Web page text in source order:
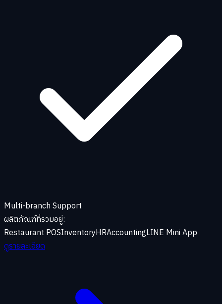
Multi-branch Support
ผลิตภัณฑ์ที่รวมอยู่:
Restaurant POSInventoryHRAccountingLINE Mini App
ดูรายละเอียด